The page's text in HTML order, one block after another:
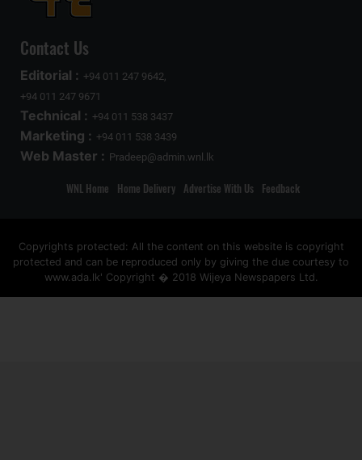
Contact Us
Editorial : +94 011 247 9642,
+94 011 247 9671
Technical : +94 011 538 3437
Marketing : +94 011 538 3439
Web Master : Pradeep@admin.wnl.lk
WNL Home Home Delivery Advertise With Us Feedback
Copyrights protected: All the content on this website is copyright
protected and can be reproduced only by giving the due courtesy to
www.ada.lk' Copyright � 2018 Wijeya Newspapers Ltd.